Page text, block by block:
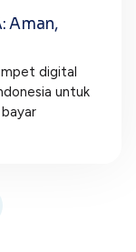
Aman,
digital
untuk